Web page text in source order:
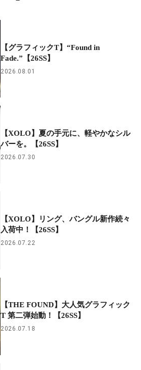
【グラフィックT】“Found in
Fade.”【26SS】
2026.08.01
【XOLO】夏の手元に、軽やかなシル
バーを。【26SS】
2026.07.30
【XOLO】リング、バングル新作続々
入荷中！【26SS】
2026.07.22
【THE FOUND】大人気グラフィック
T 第二弾始動！【26SS】
2026.07.18